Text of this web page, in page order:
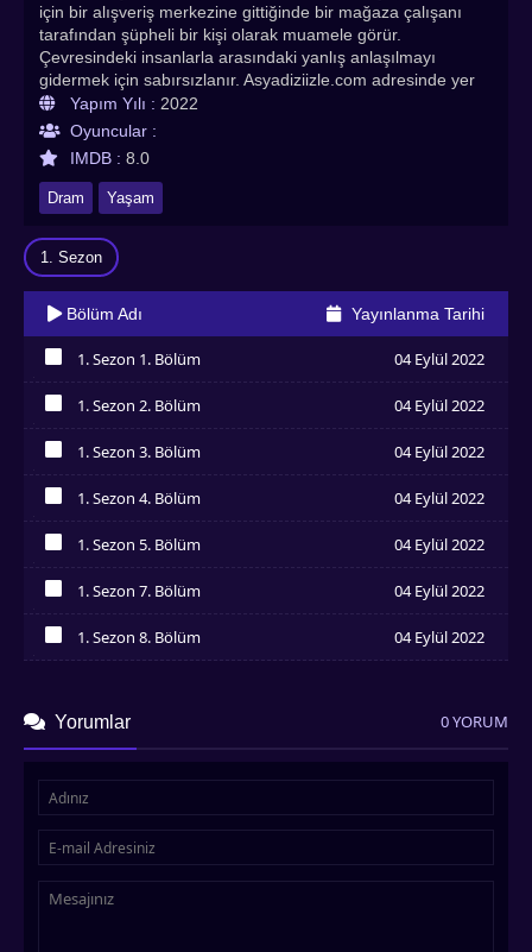
için bir alışveriş merkezine gittiğinde bir mağaza çalışanı
tarafından şüpheli bir kişi olarak muamele görür.
Çevresindeki insanlarla arasındaki yanlış anlaşılmayı
gidermek için sabırsızlanır. Asyadiziizle.com adresinde yer
almaktadır. Ama bir erkek sesi “Tamam, kes!” diye
bağırıyor. ve yapım ekibinin bir üyesi, kafası karışmış bir
Kamiki'ye bir sonraki sahneden önce ara vermesini
söylemek için gelir. O andan itibaren, bir şekilde aynı sesin
“Kes!” Diye bağırdığını duymaya devam ediyor. ve ne
yaparsa yapsın yapım ekibi üyesini görmek. Kamiki paniğe
kapılır. Sonra Adachi Yumi'nin önünde durduğunu fark eder!
Bunun çocukken oyunculuğa başlayan oyuncularda görülen
bir sendrom olduğunu söylüyor ve bundan zevk almaya
çalışması gerektiğini söylüyor ama? Kamiki Ryunosuke no
Satsukyu Türkçe altyazılı izle! En çok izlenen Asya dizileri,
Hint dizileri, Çin dizileri, Kore dizileri, Animeler
Yapım Yılı : 2022
Oyuncular :
IMDB : 8.0
Dram Yaşam
1. Sezon
Bölüm Adı Yayınlanma Tarihi
1. Sezon 1. Bölüm 04 Eylül 2022
1. Sezon 2. Bölüm 04 Eylül 2022
1. Sezon 3. Bölüm 04 Eylül 2022
1. Sezon 4. Bölüm 04 Eylül 2022
1. Sezon 5. Bölüm 04 Eylül 2022
1. Sezon 7. Bölüm 04 Eylül 2022
İzledim
1. Sezon 8. Bölüm 04 Eylül 2022
Yorumlar 0 YORUM